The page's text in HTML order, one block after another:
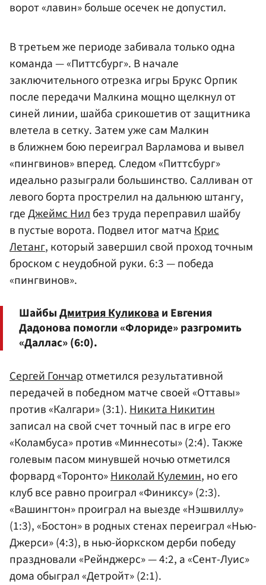
ворот «лавин» больше осечек не допустил.
В третьем же периоде забивала только одна
команда — «Питтсбург». В начале
заключительного отрезка игры Брукс Орпик
после передачи Малкина мощно щелкнул от
синей линии, шайба срикошетив от защитника
влетела в сетку. Затем уже сам Малкин
в ближнем бою переиграл Варламова и вывел
«пингвинов» вперед. Следом «Питтсбург»
идеально разыграли большинство. Салливан от
левого борта прострелил на дальнюю штангу,
гдеДжеймс Нилбез труда переправил шайбу
в пустые ворота. Подвел итог матчаКрис
Летанг, который завершил свой проход точным
броском с неудобной руки. 6:3 — победа
«пингвинов».
ШайбыДмитрия Куликоваи Евгения
Дадонова помогли «Флориде» разгромить
«Даллас» (6:0).
Сергей Гончаротметился результативной
передачей в победном матче своей «Оттавы»
против «Калгари» (3:1).Никита Никитин
записал на свой счет точный пас в игре его
«Коламбуса» против «Миннесоты» (2:4). Также
голевым пасом минувшей ночью отметился
форвард «Торонто»Николай Кулемин, но его
клуб все равно проиграл «Финиксу» (2:3).
«Вашингтон» проиграл на выезде «Нэшвиллу»
(1:3), «Бостон» в родных стенах переиграл «Нью-
Джерси» (4:3), в нью-йоркском дерби победу
праздновали «Рейнджерс» — 4:2, а «Сент-Луис»
дома обыграл «Детройт» (2:1).